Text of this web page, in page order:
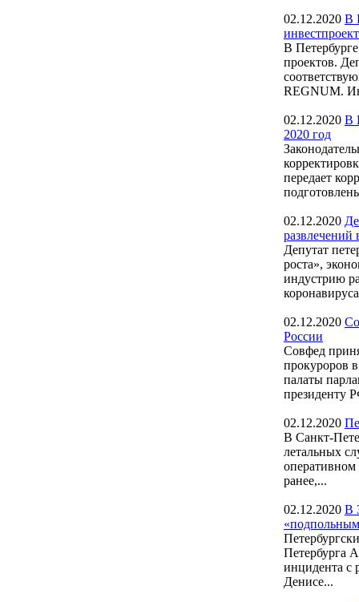
02.12.2020 В
В
проектов.
REGNUM.
02.12.2020 В
2020 год
передает
02.12.2020
развлечений
Депутат
роста»,
индустрию
02.12.2020
России
Совфед
прокуроров
палаты
президенту
02.12.2020
В Санкт-
летальных
оперативном
ранее,...
02.12.2020 В
Петербурга
инцидента с
Денисе...